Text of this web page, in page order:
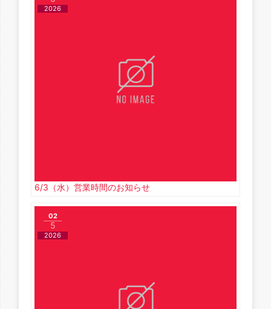
6/3（水）営業時間のお知らせ
2026
02
5
2026